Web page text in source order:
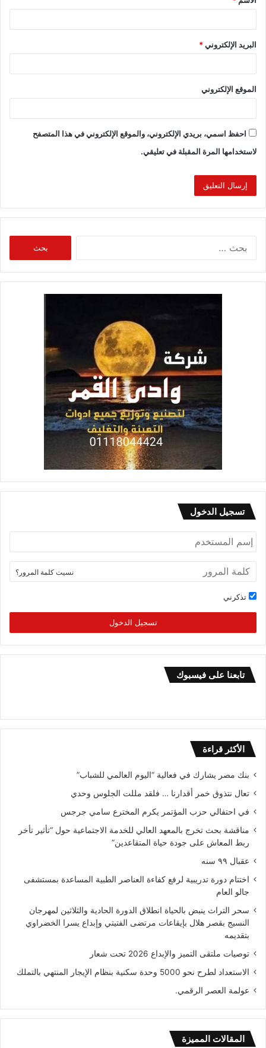
البريد الإلكتروني*
الموقع الإلكتروني
احفظ اسمي، بريدي الإلكتروني، والموقع الإلكتروني في هذا المتصفح
لاستخدامها المرة المقبلة في تعليقي.
تسجيل الدخول
نسيت كلمة المرور؟
تذكرني
تسجيل الدخول
تابعنا على فيسبوك
الأكثر قراءة
بنك مصر يشارك في فعالية “اليوم العالمي للشباب”
تعال نتذوق خمر أقدارنا … فلقد مللت الجلوس وحدي
في احتفالي حزب المؤتمر يكرم المخترع سامي جرجس
مناقشة بحث تخرج بالمعهد العالي للخدمة الاجتماعية حول “تأثير تأخر
ربط المعاش على جودة حياة المتقاعدين”
عقبال ٩٩ سنه
اختتام دورة تدريبية لرفع كفاءة العناصر الطبية المساعدة بمستشفى
جالو العام
سحر التراث ينبض بالحياة انطلاق الدورة الحادية والثلاثين لمهرجان
النسيج بقصر هلال بإيقاعات مرتضى الفتيتي وإبداع يسرا الخضراوي
بتقديمه
توصيات ملتقى التميز والإبداع 2026 تحت شعار
الاستعداد لطرح نحو 5000 وحدة سكنية بنظام الإيجار المنتهي بالتملك
عولمة العصر الرقمي.
المقالات المميزة